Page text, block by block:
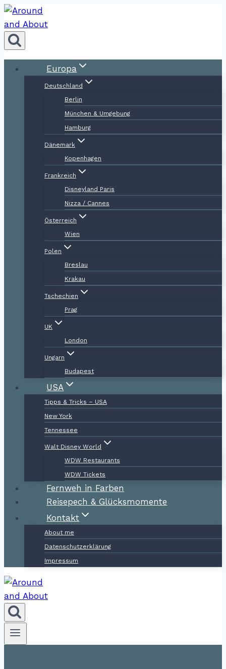
Zum
Inhalt
springen
Europa
Deutschland
Berlin
München & Umgebung
Hamburg
Dänemark
Kopenhagen
Frankreich
Disneyland Paris
Nizza / Cannes
Österreich
Wien
Polen
Breslau
Krakau
Tschechien
Prag
UK
London
Ungarn
Budapest
USA
Tipps & Tricks – USA
New York
Tennessee
Walt Disney World
WDW Restaurants
WDW Tickets
Fernweh in Farben
Reisepech & Glücksmomente
Kontakt
About me
Datenschutzerklärung
Impressum